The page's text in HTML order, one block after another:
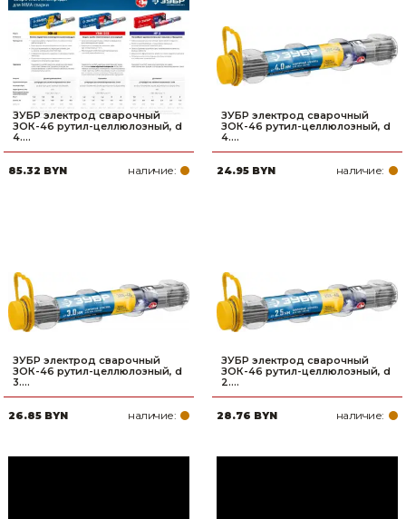
ЗУБР электрод сварочный
ЗОК-46 рутил-целлюлозный, d
4....
85.32 BYN наличие:
ЗУБР электрод сварочный
ЗОК-46 рутил-целлюлозный, d
4....
24.95 BYN наличие:
ЗУБР электрод сварочный
ЗОК-46 рутил-целлюлозный, d
3....
26.85 BYN наличие:
ЗУБР электрод сварочный
ЗОК-46 рутил-целлюлозный, d
2....
28.76 BYN наличие: